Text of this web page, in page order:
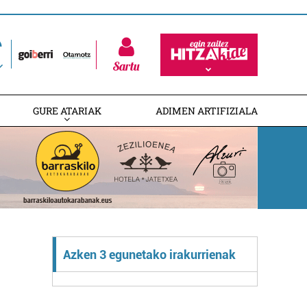
Sartu
GURE ATARIAK ADIMEN ARTIFIZIALA
Azken 3 egunetako irakurrienak